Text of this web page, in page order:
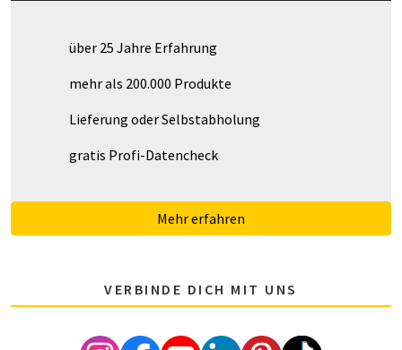
über 25 Jahre Erfahrung
mehr als 200.000 Produkte
Lieferung oder Selbstabholung
gratis Profi-Datencheck
Mehr erfahren
VERBINDE DICH MIT UNS